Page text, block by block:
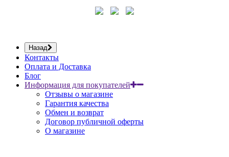
Назад
Контакты
Оплата и Доставка
Блог
Информация для покупателей
Отзывы о магазине
Гарантия качества
Обмен и возврат
Договор публичной оферты
О магазине